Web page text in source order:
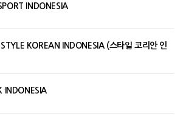
INDONESIA
KOREAN INDONESIA (스타일 코리안 인
INDONESIA